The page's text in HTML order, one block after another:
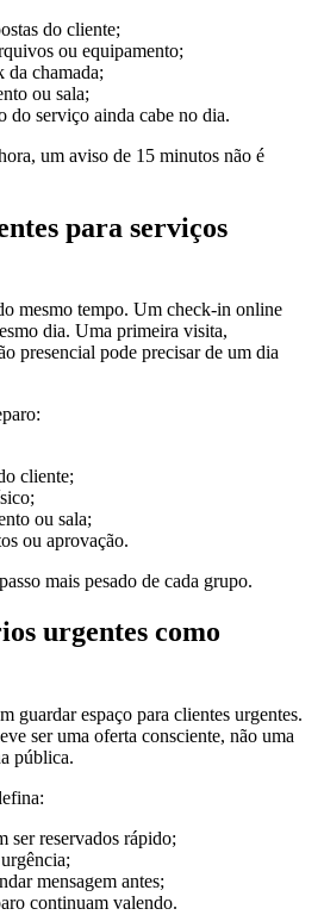
do cliente;
ou equipamento;
da chamada;
ou sala;
do serviço ainda cabe no dia.
um aviso de 15 minutos não é
para serviços
mesmo tempo. Um check-in online
dia. Uma primeira visita,
presencial pode precisar de um dia
cliente;
ou sala;
ou aprovação.
mais pesado de cada grupo.
urgentes como
guardar espaço para clientes urgentes.
ser uma oferta consciente, não uma
pública.
ser reservados rápido;
mensagem antes;
continuam valendo.